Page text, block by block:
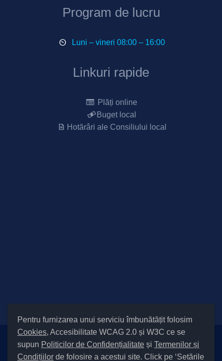
Pentru furnizarea unui serviciu îmbunătățit folosim
Cookies, Accesibilitate WCAG 2.0 și W3C ce se
supun Politicilor de Confidențialitate și Termenilor și
Condițiilor de folosire a acestui site. Click pe ‘Setările
Program de lucru
Luni – vineri 08:00 – 16:00
Linkuri rapide
Plăți online
Buget local
Hotărâri ale Consiliului local
Setări Cookies și Accesibilitate